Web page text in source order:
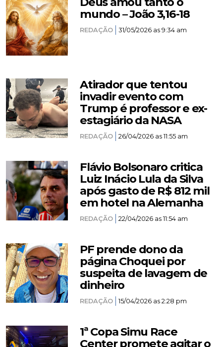
mundo – João 3,16-18
REDAÇÃO 31/05/2026 as 9:34 am
Atirador que tentou
invadir evento com
Trump é professor e ex-
estagiário da NASA
REDAÇÃO 26/04/2026 as 11:55 am
Flávio Bolsonaro critica
Luiz Inácio Lula da Silva
após gasto de R$ 812 mil
em hotel na Alemanha
REDAÇÃO 22/04/2026 as 11:54 am
PF prende dono da
página Choquei por
suspeita de lavagem de
dinheiro
REDAÇÃO 15/04/2026 as 2:28 pm
1ª Copa Simu Race
Center promete agitar o